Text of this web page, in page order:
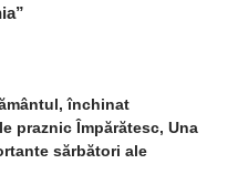
,închinat
praznic Împărătesc, Una
sărbători ale